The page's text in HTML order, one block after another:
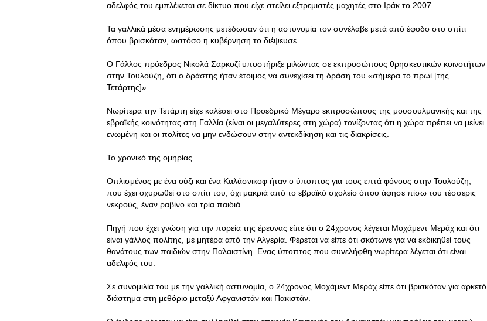
αδελφός του εμπλέκεται σε δίκτυο που είχε στείλει εξτρεμιστές μαχητές στο Ιράκ το 2007.
Τα γαλλικά μέσα ενημέρωσης μετέδωσαν ότι η αστυνομία τον συνέλαβε μετά από έφοδο στο σπίτι
όπου βρισκόταν, ωστόσο η κυβέρνηση το διέψευσε.
Ο Γάλλος πρόεδρος Νικολά Σαρκοζί υποστήριξε μιλώντας σε εκπροσώπους θρησκευτικών κοινοτήτων
στην Τουλούζη, ότι ο δράστης ήταν έτοιμος να συνεχίσει τη δράση του «σήμερα το πρωί [της
Τετάρτης]».
Νωρίτερα την Τετάρτη είχε καλέσει στο Προεδρικό Μέγαρο εκπροσώπους της μουσουλμανικής και της
εβραϊκής κοινότητας στη Γαλλία (είναι οι μεγαλύτερες στη χώρα) τονίζοντας ότι η χώρα πρέπει να μείνει
ενωμένη και οι πολίτες να μην ενδώσουν στην αντεκδίκηση και τις διακρίσεις.
Το χρονικό της ομηρίας
Οπλισμένος με ένα ούζι και ένα Καλάσνικοφ ήταν ο ύποπτος για τους επτά φόνους στην Τουλούζη,
που έχει οχυρωθεί στο σπίτι του, όχι μακριά από το εβραϊκό σχολείο όπου άφησε πίσω του τέσσερις
νεκρούς, έναν ραβίνο και τρία παιδιά.
Πηγή που έχει γνώση για την πορεία της έρευνας είπε ότι ο 24χρονος λέγεται Μοχάμεντ Μεράχ και ότι
είναι γάλλος πολίτης, με μητέρα από την Αλγερία. Φέρεται να είπε ότι σκότωνε για να εκδικηθεί τους
θανάτους των παιδιών στην Παλαιστίνη. Ενας ύποπτος που συνελήφθη νωρίτερα λέγεται ότι είναι
αδελφός του.
Σε συνομιλία του με την γαλλική αστυνομία, ο 24χρονος Μοχάμεντ Μεράχ είπε ότι βρισκόταν για αρκετό
διάστημα στη μεθόριο μεταξύ Αφγανιστάν και Πακιστάν.